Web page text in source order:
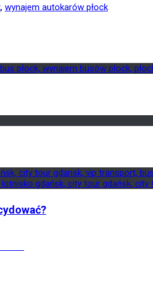
, wynajem autokarów płock